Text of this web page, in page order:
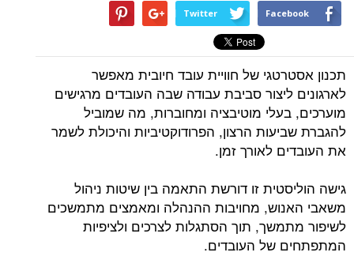
Facebook
Twitter
תכנון אסטרטגי של חוויית עובד חיובית מאפשר
לארגונים ליצור סביבת עבודה שבה העובדים מרגישים
מוערכים, בעלי מוטיבציה ומחוברות, מה שמוביל
להגברת שביעות הרצון, הפרודוקטיביות והיכולת לשמר
את העובדים לאורך זמן.
גישה הוליסטית זו דורשת התאמה בין שיטות ניהול
משאבי האנוש, מחויבות ההנהלה ומאמצים מתמשכים
לשיפור מתמשך, תוך הסתגלות לצרכים ולציפיות
המתפתחים של העובדים.